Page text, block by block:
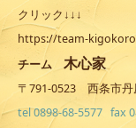
クリック↓↓↓
https://team-
チーム 木心家
〒791-0523 西条市丹
tel 0898-68-5577 fax